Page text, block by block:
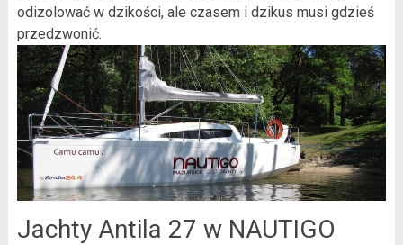
odizolować w dzikości, ale czasem i dzikus musi gdzieś
przedzwonić.
Jachty Antila 27 w NAUTIGO